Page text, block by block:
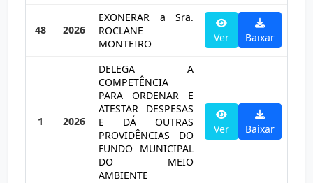
48 2026
EXONERAR a Sra.
ROCLANE
MONTEIRO
Ver Baixar
1 2026
DELEGA A
COMPETÊNCIA
PARA ORDENAR E
ATESTAR DESPESAS
E DÁ OUTRAS
PROVIDÊNCIAS DO
FUNDO MUNICIPAL
DO MEIO
AMBIENTE
Ver Baixar